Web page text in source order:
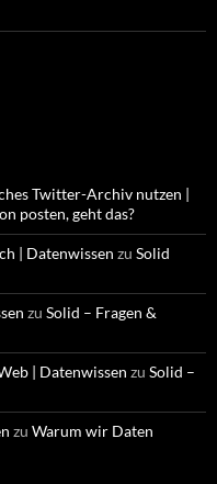
Twitter-Archiv nutzen |
posten, geht das?
| Datenwissen zu Solid
zu Solid – Fragen &
| Datenwissen zu Solid –
zu Warum wir Daten